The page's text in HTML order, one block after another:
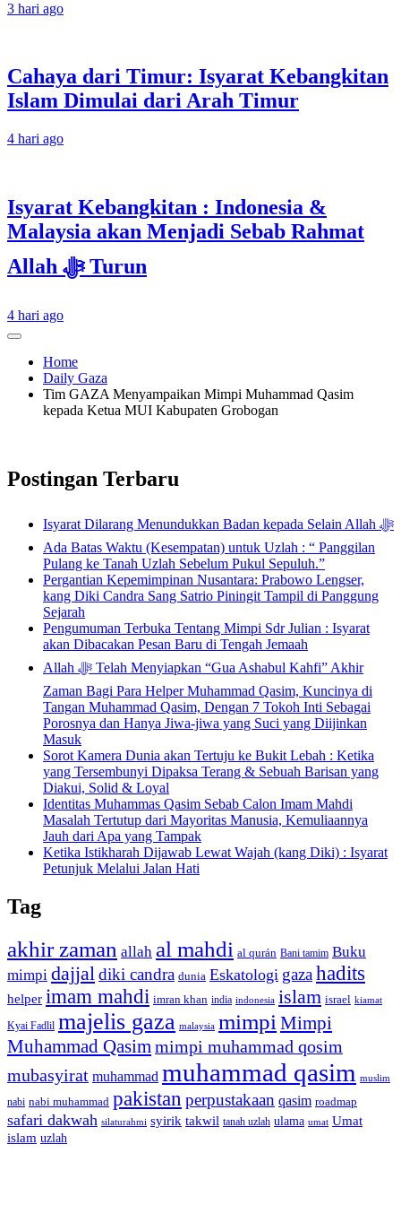
3 hari ago
Cahaya dari Timur: Isyarat Kebangkitan
Islam Dimulai dari Arah Timur
4 hari ago
Isyarat Kebangkitan : Indonesia &
Malaysia akan Menjadi Sebab Rahmat
Allah ﷻ Turun
4 hari ago
Home
Daily Gaza
Tim GAZA Menyampaikan Mimpi Muhammad Qasim
kepada Ketua MUI Kabupaten Grobogan
Postingan Terbaru
Isyarat Dilarang Menundukkan Badan kepada Selain Allah ﷻ
Ada Batas Waktu (Kesempatan) untuk Uzlah : “ Panggilan
Pulang ke Tanah Uzlah Sebelum Pukul Sepuluh.”
Pergantian Kepemimpinan Nusantara: Prabowo Lengser,
kang Diki Candra Sang Satrio Piningit Tampil di Panggung
Sejarah
Pengumuman Terbuka Tentang Mimpi Sdr Julian : Isyarat
akan Dibacakan Pesan Baru di Tengah Jemaah
Allah ﷻ Telah Menyiapkan “Gua Ashabul Kahfi” Akhir
Zaman Bagi Para Helper Muhammad Qasim, Kuncinya di
Tangan Muhammad Qasim, Dengan 7 Tokoh Inti Sebagai
Porosnya dan Hanya Jiwa-jiwa yang Suci yang Diijinkan
Masuk
Sorot Kamera Dunia akan Tertuju ke Bukit Lebah : Ketika
yang Tersembunyi Dipaksa Terang & Sebuah Barisan yang
Diakui, Solid & Loyal
Identitas Muhammas Qasim Sebab Calon Imam Mahdi
Masalah Tertutup dari Mayoritas Manusia, Kemuliaannya
Jauh dari Apa yang Tampak
Ketika Istikharah Dijawab Lewat Wajah (kang Diki) : Isyarat
Petunjuk Melalui Jalan Hati
Tag
akhir zaman allah al mahdi al qurán Bani tamim Buku
mimpi dajjal diki candra dunia Eskatologi gazahadits
helper imam mahdi imran khan india indonesia islam israel kiamat
Kyai Fadlil majelis gaza malaysia mimpi Mimpi
Muhammad Qasim mimpi muhammad qosim
mubasyirat muhammad muhammad qasim muslim
nabi nabi muhammad pakistan perpustakaan qasim roadmap
safari dakwah silaturahmi syirik takwil tanah uzlah ulama umat Umat
islam uzlah